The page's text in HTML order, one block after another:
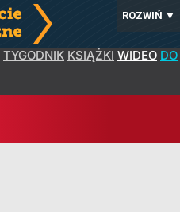
ROZWIŃ ▼
TYGODNIK KSIĄŻKI WIDEO DO